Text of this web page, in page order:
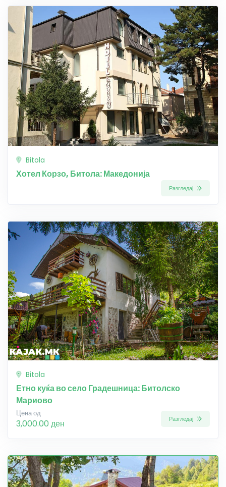
Bitola
Хотел Корзо, Битола: Македонија
Разгледај
Bitola
Етно куќа во село Градешница: Битолско
Мариово
Цена од
3,000.00 ден Разгледај